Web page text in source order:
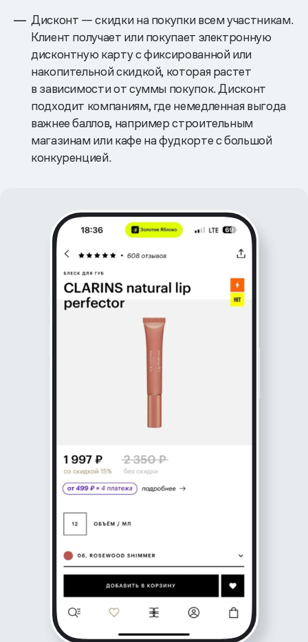
Дисконт — скидки на покупки всем участникам.
Клиент получает или покупает электронную
дисконтную карту с фиксированной или
накопительной скидкой, которая растет
в зависимости от суммы покупок. Дисконт
подходит компаниям, где немедленная выгода
важнее баллов, например строительным
магазинам или кафе на фудкорте с большой
конкуренцией.